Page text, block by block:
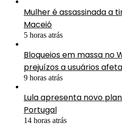
Mulher é assassinada a
Maceió
5 horas atrás
Bloqueios em massa no
prejuízos a usuários
9 horas atrás
Lula apresenta novo
Portugal
14 horas atrás